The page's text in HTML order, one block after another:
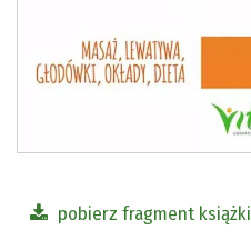
pobierz fragment książki